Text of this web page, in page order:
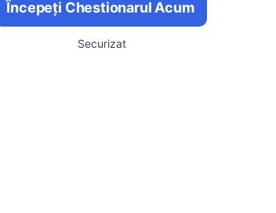
Începeți Chestionarul Acum
Securizat